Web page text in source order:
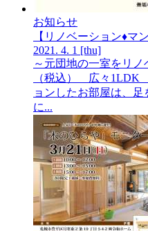
お知らせ
【リノベーション♦マ
2021. 4. 1 [thu]
～元団地の一室をリノ
（税込） 広々1LDK
ョンしたお部屋は、
に...